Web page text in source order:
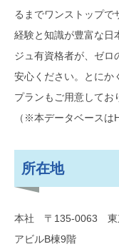
るまでワンストップで
経験と知識が豊富な日
ジュ有資格者が、ゼロ
安心ください。とにか
プランもご用意してお
（※本データベースは
所在地
本社 〒135-0063 東
アビルB棟9階